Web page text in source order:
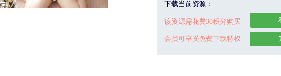
下载当前资源：
该资源需花费30积分购买
会员可享受免费下载特权